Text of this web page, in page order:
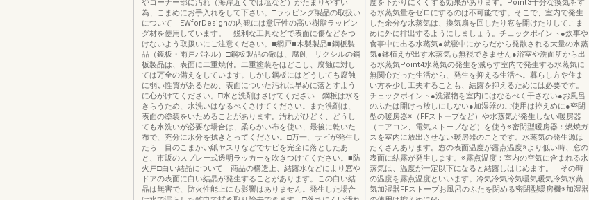
やコーナー部に汚れ（海岸近くでは塩など）がたまりやすい
為、こまめにお手入れをして下さい。□ラッピング製品の取扱い
について EWforDesignの内観には意匠性の高い樹脂ラッピン
グ材を使用しています。 鋭利な工具などで表面に傷などをつ
けないよう取扱いにご注意ください。■網戸■木製製品■鋼板製
品（鏡板・雨戸パネル）□鋼板製品の敵は、腐蝕 リクシルの鋼
板製品は、表面に二重焼付。二重塗装をほどこし、腐蝕に対し
ては万全の備えをしています。しかし鋼板にはどうしても腐蝕
に弱い性質があるため、表面についた汚れは早めに落とすよう
に心がけてください。□水と洗剤はさけてください 鋼板は水を
きらうため、水洗いはなるべくさけてください。また洗剤は、
表面の塗装をいためることがあります。汚れがひどく、どうし
ても水洗いが必要な場合は、柔らかい布を使い、最後に乾いた
布で、充分に水分を拭きとってください。□万一、サビが発生し
たら 目のこまかい紙ヤスリなどでサビを完全に落としたあ
と、市販のスプレー式透明ラッカーを吹きつけてください。■防
火戸□白い結晶について 商品の構造上、結露水などにより窓や
ドアの表面に白い結晶が発生することがあります。この白い結
晶は無害で、防火性能上にも影響はありません。発生した場合
度を下がりにくくする効果があります。Point3十分な換気をす
る水蒸気量をゼロにするのは不可能です。そこで、室内で発生
した余分な水蒸気は、換気扇を回したり窓を開けたりしてこま
めに外に排出するようにしましょう。チェックポイント●炊事や
食事中に出る水蒸気●就寝中にからだから発散される大量の水蒸
気●鉢植えが出す水蒸気も無視できません●浴室や洗面所から出
る水蒸気Point4水蒸気の発生を減らす室内で発生する水蒸気に
無関心だった生活から、発生を抑える生活へ。暮らし方や住ま
い方を少し工夫することも、結露を抑えるためには必要です。
チェックポイント●洗濯物を室内にはなるべく干さない●お風呂
のふたは開けっ放しにしない●加湿器のご使用は控えめに●密閉
型の暖房器※（FFストーブなど）や水蒸気が発生しない暖房器
（エアコン、電気ストーブなど）を使う※密閉型暖房器：燃焼ガ
スを室内に放出させない暖房器のことです。水蒸気の発生源は
たくさんあります。窓の表面温度が露点温度※より低い時、窓の
表面に結露が発生します。※露点温度：室内の空気に含まれる水
蒸気は、温度が一定以下になると結露しはじめます。 その時
の温度を露点温度といいます。冷気冷気冷気暖気暖気冷気水蒸
気加湿器FFストーブお風呂のふたを閉める密閉型暖房機※加湿器